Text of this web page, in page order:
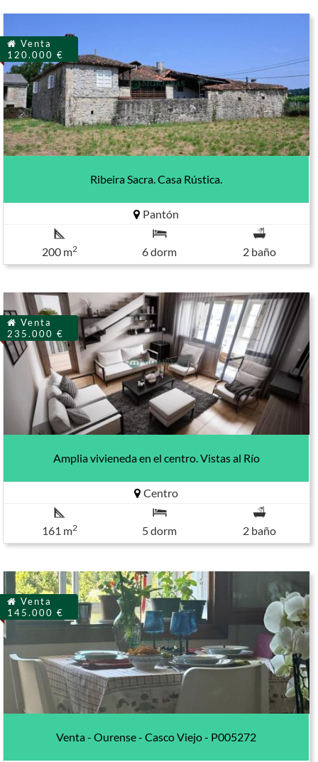
Venta
120.000 €
Ribeira Sacra. Casa Rústica.
Pantón
200 m2 6 dorm 2 baño
Venta
235.000 €
Amplia vivieneda en el centro. Vistas al Río
Centro
161 m2 5 dorm 2 baño
Venta
145.000 €
Venta - Ourense - Casco Viejo - P005272